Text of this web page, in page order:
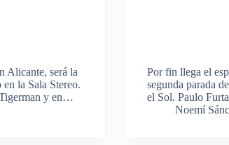
Alicante, será la
la Sala Stereo.
Tigerman y en…
Por fin llega el
segunda parada
el Sol. Paulo
Noemí